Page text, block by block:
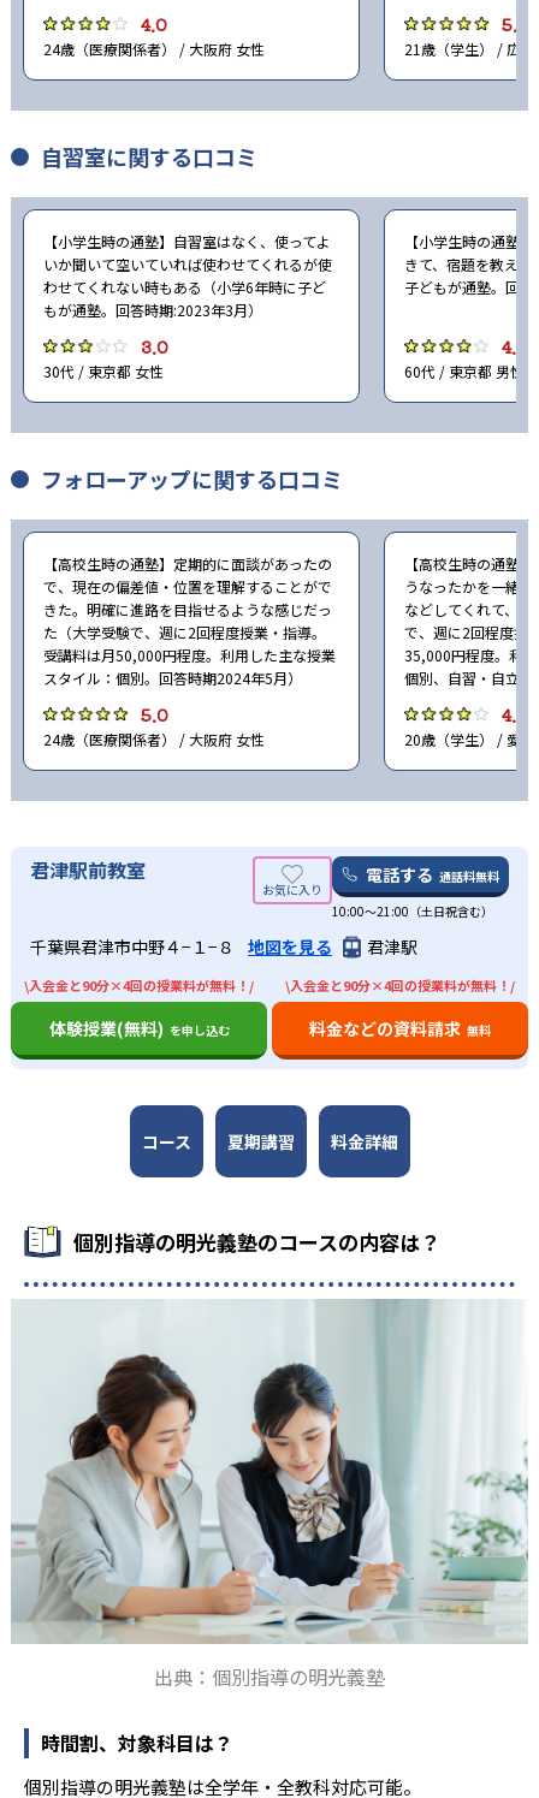
4.0
24歳（医療関係者） / 大阪府 女性
5.0
21歳（学生） / 広島
自習室に関する口コミ
【小学生時の通塾】自習室はなく、使ってよ
いか聞いて空いていれば使わせてくれるが使
わせてくれない時もある（小学6年時に子ど
もが通塾。回答時期:2023年3月）
3.0
30代 / 東京都 女性
【小学生時の通塾
きて、宿題を教え
子どもが通塾。回
4.0
60代 / 東京都 男性
フォローアップに関する口コミ
【高校生時の通塾】定期的に面談があったの
で、現在の偏差値・位置を理解することがで
きた。明確に進路を目指せるような感じだっ
た（大学受験で、週に2回程度授業・指導。
受講料は月50,000円程度。利用した主な授業
スタイル：個別。回答時期2024年5月）
5.0
24歳（医療関係者） / 大阪府 女性
【高校生時の通塾
うなったかを一緒
などしてくれて、
で、週に2回程度授
35,000円程度。利
個別、自習・自立
4.0
20歳（学生） / 愛知
君津駅前教室 電話する 通話料無料
10:00〜21:00（土日祝含む）
千葉県君津市中野４−１−８ 地図を見る 君津駅
\入会金と90分×4回の授業料が無料！/
体験授業(無料) を申し込む
\入会金と90分×4回の授業料が無料！/
料金などの資料請求 無料
コース 夏期講習 料金詳細
個別指導の明光義塾のコースの内容は？
出典：個別指導の明光義塾
時間割、対象科目は？
個別指導の明光義塾は全学年・全教科対応可能。